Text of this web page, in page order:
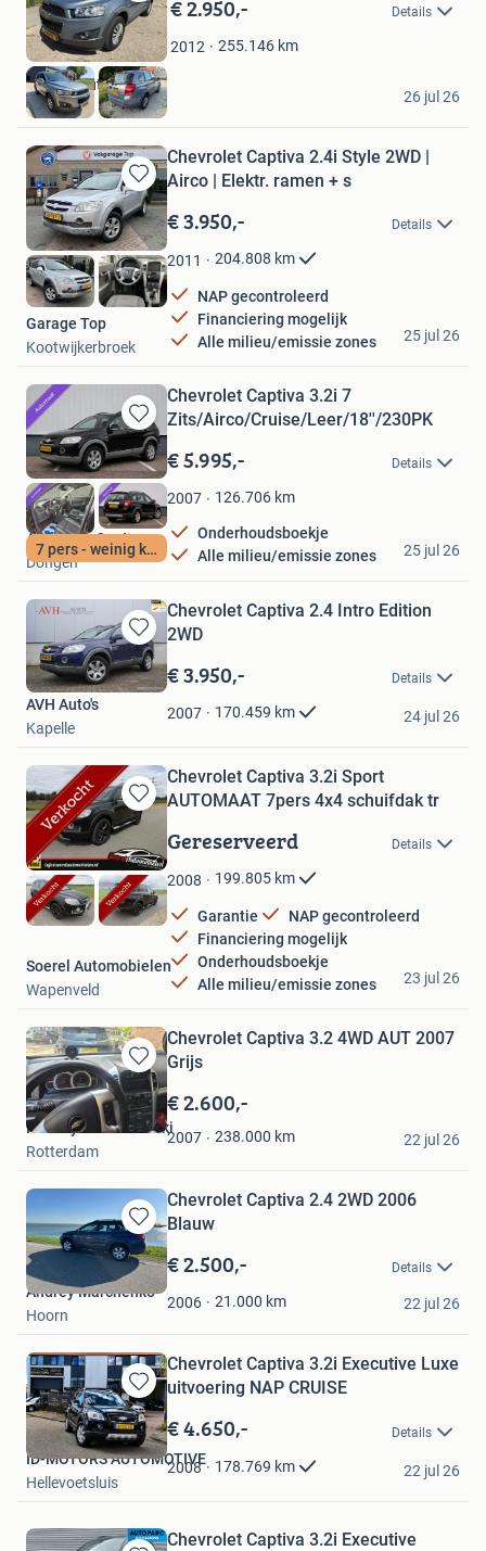
Bewaren
in
Mijn
Favorieten
€ 2.950,- Details
2012 255.146 km
Snijder Automotive
Paasloo
26 jul 26
Bewaren
in
Mijn
Favorieten
Chevrolet Captiva 2.4i Style 2WD |
Airco | Elektr. ramen + s
€ 3.950,- Details
2011 204.808 km
NAP gecontroleerd
Financiering mogelijk
Alle milieu/emissie zones
Garage Top
Kootwijkerbroek
25 jul 26
Bewaren
in
Mijn
Favorieten
7 pers - weinig km
Chevrolet Captiva 3.2i 7
Zits/Airco/Cruise/Leer/18''/230PK
€ 5.995,- Details
2007 126.706 km
Onderhoudsboekje
Alle milieu/emissie zones
A&G Auto Center
Dongen
25 jul 26
Bewaren
in
Mijn
Favorieten
Chevrolet Captiva 2.4 Intro Edition
2WD
€ 3.950,- Details
2007 170.459 km
AVH Auto's
Kapelle
24 jul 26
Bewaren
in
Mijn
Favorieten
Chevrolet Captiva 3.2i Sport
AUTOMAAT 7pers 4x4 schuifdak tr
Gereserveerd Details
2008 199.805 km
Garantie
NAP gecontroleerd
Financiering mogelijk
Onderhoudsboekje
Alle milieu/emissie zones
Soerel Automobielen
Wapenveld
23 jul 26
Bewaren
in
Mijn
Favorieten
Chevrolet Captiva 3.2 4WD AUT 2007
Grijs
€ 2.600,-
2007 238.000 km
Przemysław Kowalski
Rotterdam
22 jul 26
Bewaren
in
Mijn
Favorieten
Chevrolet Captiva 2.4 2WD 2006
Blauw
€ 2.500,- Details
2006 21.000 km
Andrey Marchenko
Hoorn
22 jul 26
Bewaren
in
Mijn
Favorieten
Chevrolet Captiva 3.2i Executive Luxe
uitvoering NAP CRUISE
€ 4.650,- Details
2008 178.769 km
ID-MOTORS AUTOMOTIVE
Hellevoetsluis
22 jul 26
Chevrolet Captiva 3.2i Executive